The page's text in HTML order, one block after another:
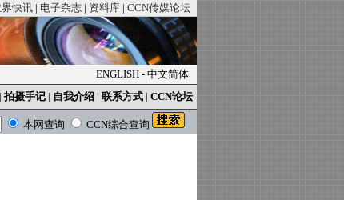
快讯 | 电子杂志 | 资料库 | CCN传媒论坛
ENGLISH - 中文简体
| 拍摄手记 | 自我介绍 | 联系方式 | CCN论坛
本网查询
CCN综合查询